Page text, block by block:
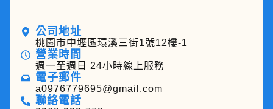
公司地址
桃園市中壢區環溪三街1號12樓-1
營業時間
週一至週日 24小時線上服務
電子郵件
a0976779695@gmail.com
聯絡電話